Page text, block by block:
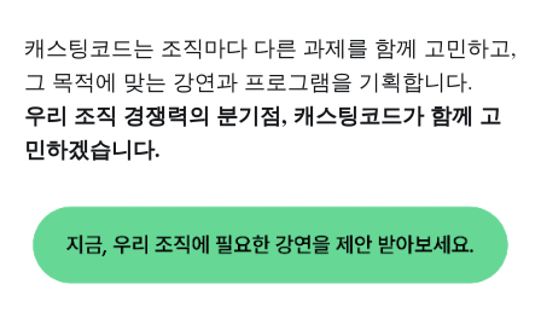
캐스팅코드는 조직마다 다른 과제를 함께 고민하고,
그 목적에 맞는 강연과 프로그램을 기획합니다.
우리 조직 경쟁력의 분기점, 캐스팅코드가 함께 고
민하겠습니다.